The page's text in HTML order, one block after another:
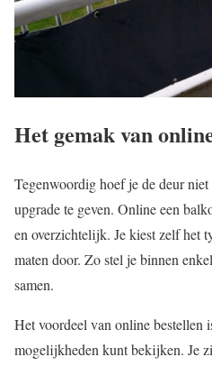
Het gemak van
Tegenwoordig hoef je de deur
upgrade te geven. Online een
en overzichtelijk. Je kiest zelf het
maten door. Zo stel je binnen
samen.
Het voordeel van online bestellen
mogelijkheden kunt bekijken. Je